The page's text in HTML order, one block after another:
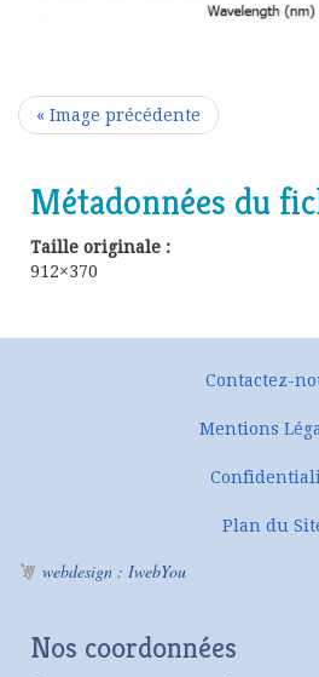
« Image précédente
Métadonnées du
Taille originale :
912×370
Contactez-
Mentions
Plan du
webdesign : IwebYou
Nos coordonnées